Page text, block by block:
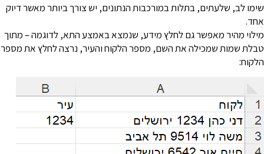
לב, שלעתים, בתלות במורכבות הנתונים, יש צורך ביותר מאשר דיוק
מהיר מאפשר גם לחלץ מידע, שנמצא באמצע התא, לדוגמה – מתוך
שמות שמכילה את השם, מספר הלקוח והעיר, נרצה לחלץ את מספר